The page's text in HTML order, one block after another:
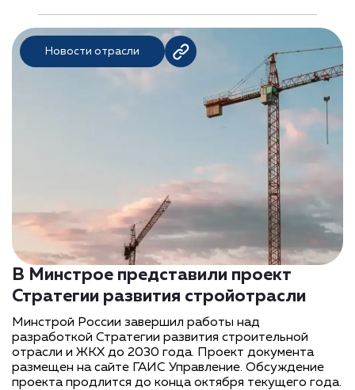
Новости отрасли
В Минстрое представили проект
Стратегии развития стройотрасли
Минстрой России завершил работы над
разработкой Стратегии развития строительной
отрасли и ЖКХ до 2030 года. Проект документа
размещен на сайте ГАИС Управление. Обсуждение
проекта продлится до конца октября текущего года.